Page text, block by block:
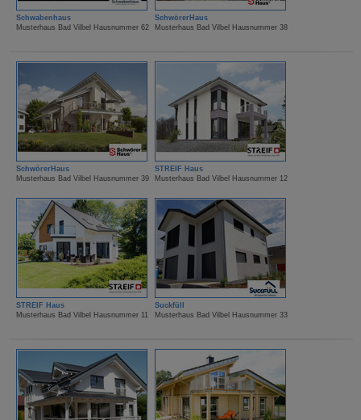
Schwabenhaus
Musterhaus Bad Vilbel Hausnummer 62
SchwörerHaus
Musterhaus Bad Vilbel Hausnummer 38
SchwörerHaus
Musterhaus Bad Vilbel Hausnummer 39
STREIF Haus
Musterhaus Bad Vilbel Hausnummer 12
STREIF Haus
Musterhaus Bad Vilbel Hausnummer 11
Suckfüll
Musterhaus Bad Vilbel Hausnummer 33